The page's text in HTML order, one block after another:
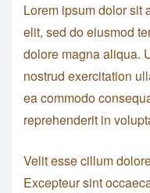
Lorem ipsum dolor sit
elit, sed do eiusmod
dolore magna aliqua.
nostrud exercitation
ea commodo
reprehenderit in
Velit esse cillum
Excepteur sint